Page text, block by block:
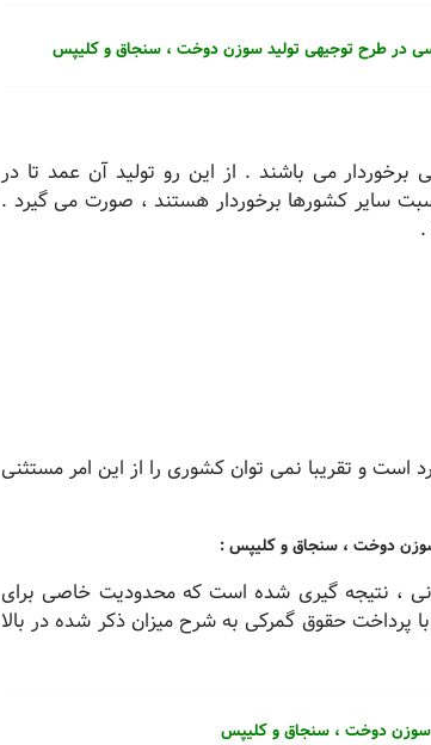
در طرح توجیهی تولید سوزن دوخت ، سنجاق و كلیپس
برخوردار می باشند . از این رو تولید آن عمد تا در
سایر كشورها برخوردار هستند ، صورت می گیرد .
.
است و تقریبا نمی توان كشوری را از این امر مستثنی
دوخت ، سنجاق و كلیپس :
، نتیجه گیری شده است كه محدودیت خاصی برای
پرداخت حقوق گمركی به شرح میزان ذكر شده در بالا
سوزن دوخت ، سنجاق و كلیپس